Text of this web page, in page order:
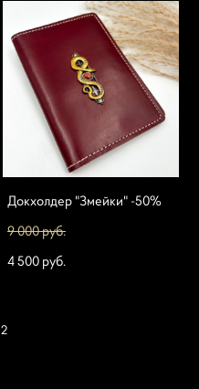
Докхолдер "Змейки" -50%
9 000 pуб.
4 500 pуб.
2